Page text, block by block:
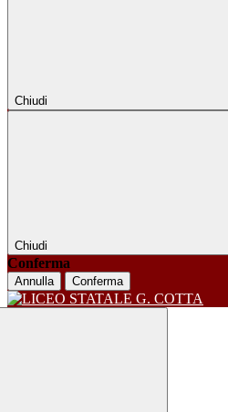
Chiudi
Chiudi
Conferma
Annulla Conferma